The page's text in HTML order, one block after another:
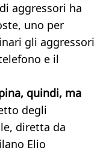
aggressori ha
uno per
gli aggressori
e il
quindi, ma
degli
diretta da
Elio